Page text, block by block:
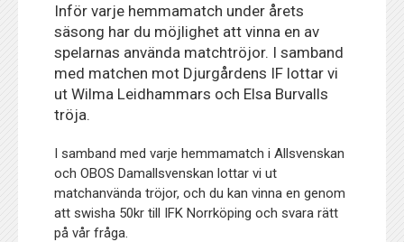
Inför varje hemmamatch under årets
säsong har du möjlighet att vinna en av
spelarnas använda matchtröjor. I samband
med matchen mot Djurgårdens IF lottar vi
ut Wilma Leidhammars och Elsa Burvalls
tröja.
I samband med varje hemmamatch i Allsvenskan
och OBOS Damallsvenskan lottar vi ut
matchanvända tröjor, och du kan vinna en genom
att swisha 50kr till IFK Norrköping och svara rätt
på vår fråga.